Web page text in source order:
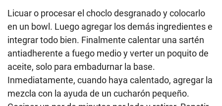
Licuar o procesar el choclo desgranado y colocarlo
en un bowl. Luego agregar los demás ingredientes e
integrar todo bien. Finalmente calentar una sartén
antiadherente a fuego medio y verter un poquito de
aceite, solo para embadurnar la base.
Inmediatamente, cuando haya calentado, agregar la
mezcla con la ayuda de un cucharón pequeño.